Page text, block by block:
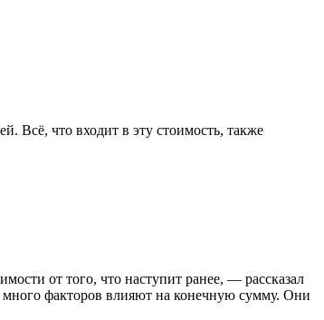
Всё, что входит в эту стоимость, также
от того, что наступит ранее, — рассказал
много факторов влияют на конечную сумму. Они